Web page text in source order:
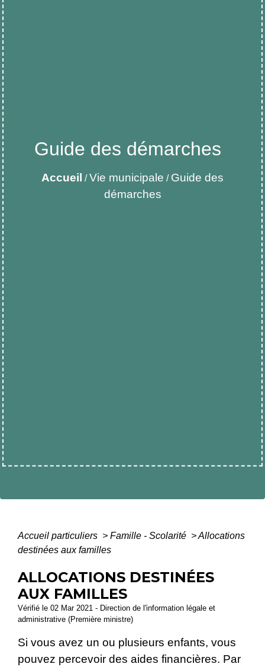
Guide des démarches
Accueil /Vie municipale / Guide des
démarches
Accueil particuliers > Famille - Scolarité >Allocations
destinées aux familles
ALLOCATIONS DESTINÉES
AUX FAMILLES
Vérifié le 02 Mar 2021 - Direction de l'information légale et
administrative (Première ministre)
Si vous avez un ou plusieurs enfants, vous
pouvez percevoir des aides financières. Par